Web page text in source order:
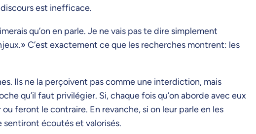
est inefficace.
qu’on en parle. Je ne vais pas te dire simplement
C’est exactement ce que les recherches montrent: les
Ils ne la perçoivent pas comme une interdiction, mais
qu’il faut privilégier. Si, chaque fois qu’on aborde avec eux
feront le contraire. En revanche, si on leur parle en les
sentiront écoutés et valorisés.